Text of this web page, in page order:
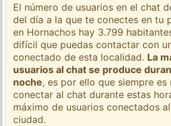
El número de usuarios en el chat
del día a la que te conectes en tu
en Hornachos hay 3.799
difícil que puedas contactar con
conectado de esta localidad. La
usuarios al chat se produce
noche, es por ello que siempre es
conectar al chat durante estas
máximo de usuarios conectados
ciudad.